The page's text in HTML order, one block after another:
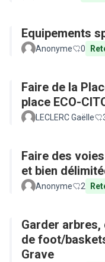
Equipements
Anonyme 0
Faire de la
place ECO-
LECLERC Gaëlle
Faire des
et bien
Anonyme 2
Garder
de foot/
Grave